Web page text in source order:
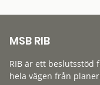
MSB RIB
RIB är ett beslutsstöd
hela vägen från